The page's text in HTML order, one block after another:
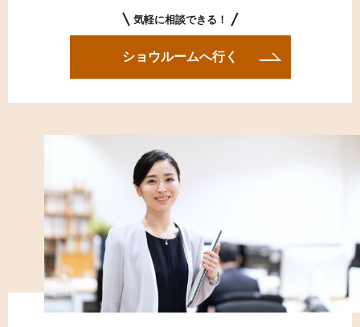
気軽に相談できる！
ショウルームへ行く